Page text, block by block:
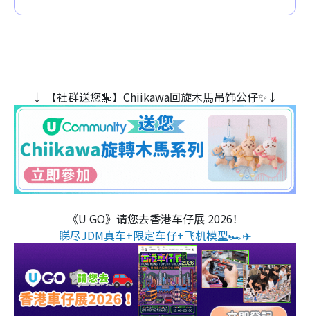
↓ 【社群送您🎠】Chiikawa回旋木⾺吊饰公仔✨↓
《U GO》请您去香港车仔展 2026！
睇尽JDM真车+限定车仔+飞机模型🏎️✈️